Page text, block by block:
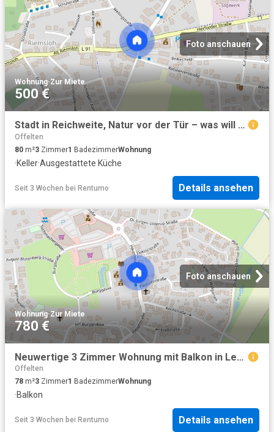
Foto anschauen
Wohnung·Zur Miete
500 €
Stadt in Reichweite, Natur vor der Tür – was will man mehr?
Offelten
80 m²3 Zimmer1 BadezimmerWohnung
·Keller·Ausgestattete Küche
Seit 3 Wochen bei Rentumo Details ansehen
Foto anschauen
Wohnung·Zur Miete
780 €
Neuwertige 3 Zimmer Wohnung mit Balkon in Lemförde
Offelten
78 m²3 Zimmer1 BadezimmerWohnung
·Balkon
Seit 3 Wochen bei Rentumo Details ansehen